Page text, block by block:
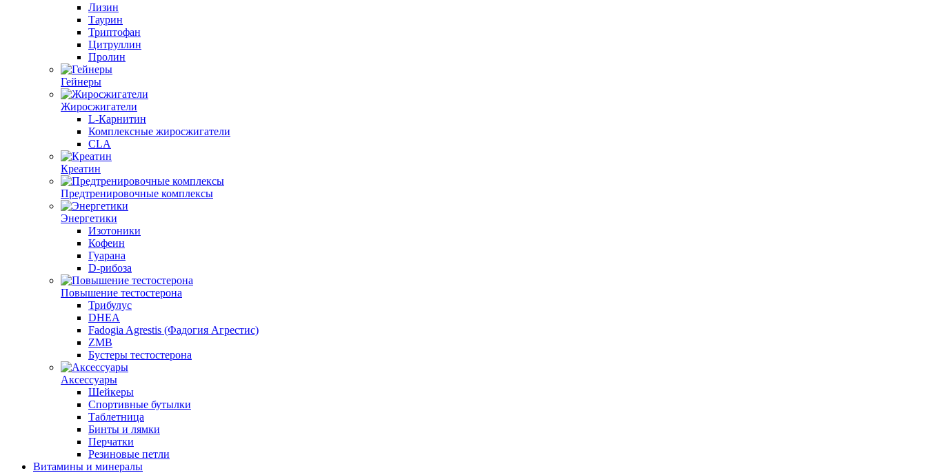
Лизин
Таурин
Триптофан
Цитруллин
Пролин
Гейнеры
Жиросжигатели
L-Карнитин
Комплексные жиросжигатели
CLA
Креатин
Предтренировочные комплексы
Энергетики
Изотоники
Кофеин
Гуарана
D-рибоза
Повышение тестостерона
Трибулус
DHEA
Fadogia Agrestis (Фадогия Агрестис)
ZMB
Бустеры тестостерона
Аксессуары
Шейкеры
Спортивные бутылки
Таблетница
Бинты и лямки
Перчатки
Резиновые петли
Витамины и минералы